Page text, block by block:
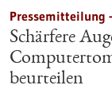
Pressemitteilung
Schärfere
beurteilen